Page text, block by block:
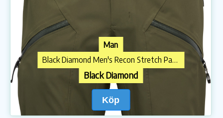
Man
Black Diamond Men's Recon Stretch Pants Dark Moss
Black Diamond
Köp